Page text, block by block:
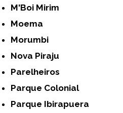
M'Boi Mirim
Moema
Morumbi
Nova Piraju
Parelheiros
Parque Colonial
Parque Ibirapuera